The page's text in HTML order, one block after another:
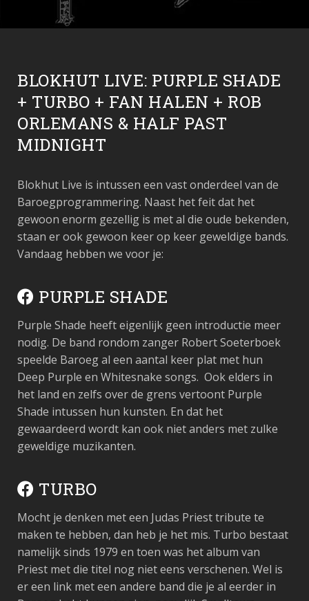
BLOKHUT LIVE: PURPLE SHADE
+ TURBO + FAN HALEN + ROB
ORLEMANS & HALF PAST
MIDNIGHT
Blokhut Live is intussen een vast onderdeel van de
Baroegprogrammering. Naast het feit dat het
gewoon enorm gezellig is met al die oude bekenden,
staan er ook gewoon keer op keer geweldige bands.
Vandaag hebben we voor je:
PURPLE SHADE
Purple Shade heeft eigenlijk geen introductie meer
nodig. De band rondom zanger Robert Soeterboek
speelde Baroeg al een aantal keer plat met hun
Deep Purple en Whitesnake songs. Ook elders in
het land en zelfs over de grens vertoont Purple
Shade intussen hun kunsten. En dat het
gewaardeerd wordt kan ook niet anders met zulke
geweldige muzikanten.
TURBO
Mocht je denken met een Judas Priest tribute te
maken te hebben, dan heb je het mis. Turbo bestaat
namelijk sinds 1979 en toen was het album van
Priest met die titel nog niet eens verschenen. Wel is
er een link met een andere band die je al eerder in